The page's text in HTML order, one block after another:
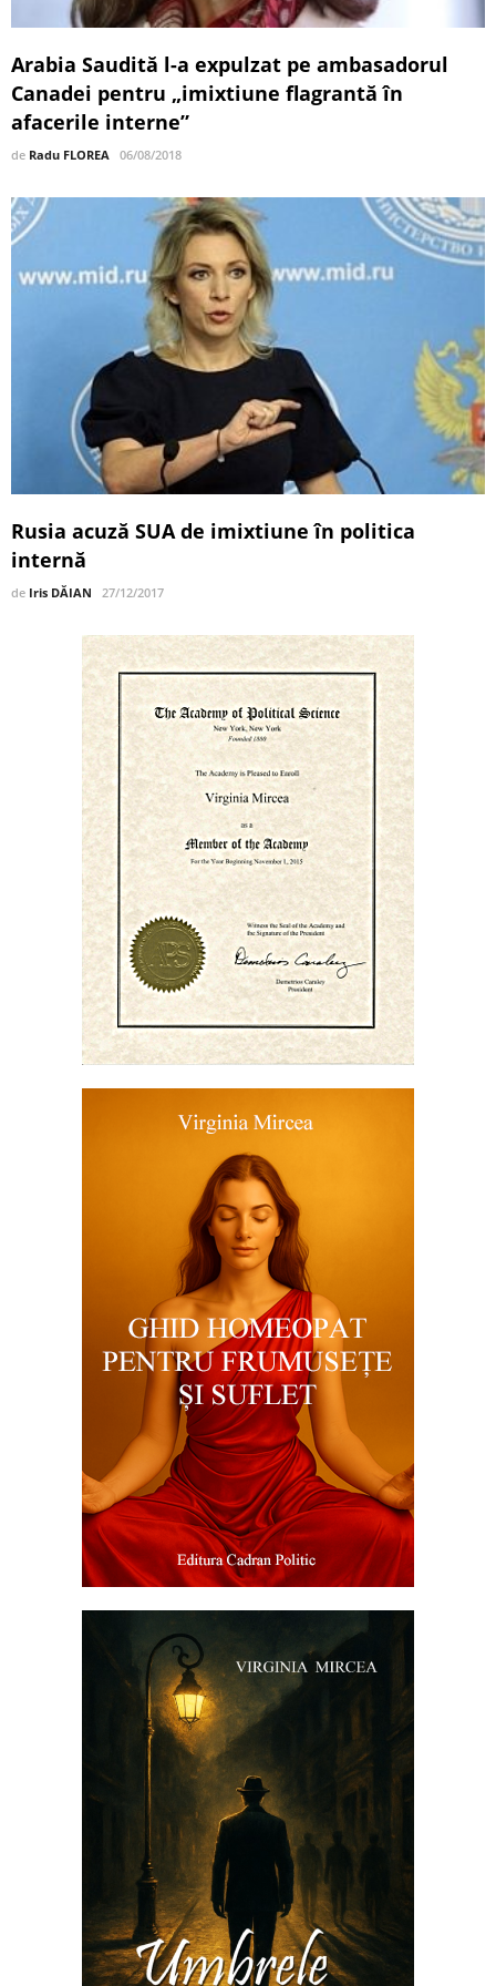
Arabia Saudită l-a expulzat pe ambasadorul
Canadei pentru „imixtiune flagrantă în
afacerile interne”
de Radu FLOREA 06/08/2018
Rusia acuză SUA de imixtiune în politica
internă
de Iris DĂIAN 27/12/2017